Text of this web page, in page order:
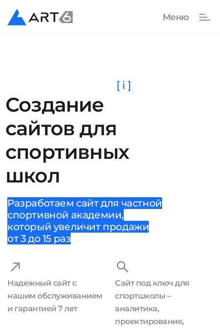
Создание
сайтов для
спортивных
школ
[ i ]
Разработаем сайт для частной
спортивной академии,
который увеличит продажи
от 3 до 15 раз
Надежный сайт с
нашим обслуживанием
и гарантией 7 лет
Сайт под ключ для
спортшколы –
аналитика,
проектирование,